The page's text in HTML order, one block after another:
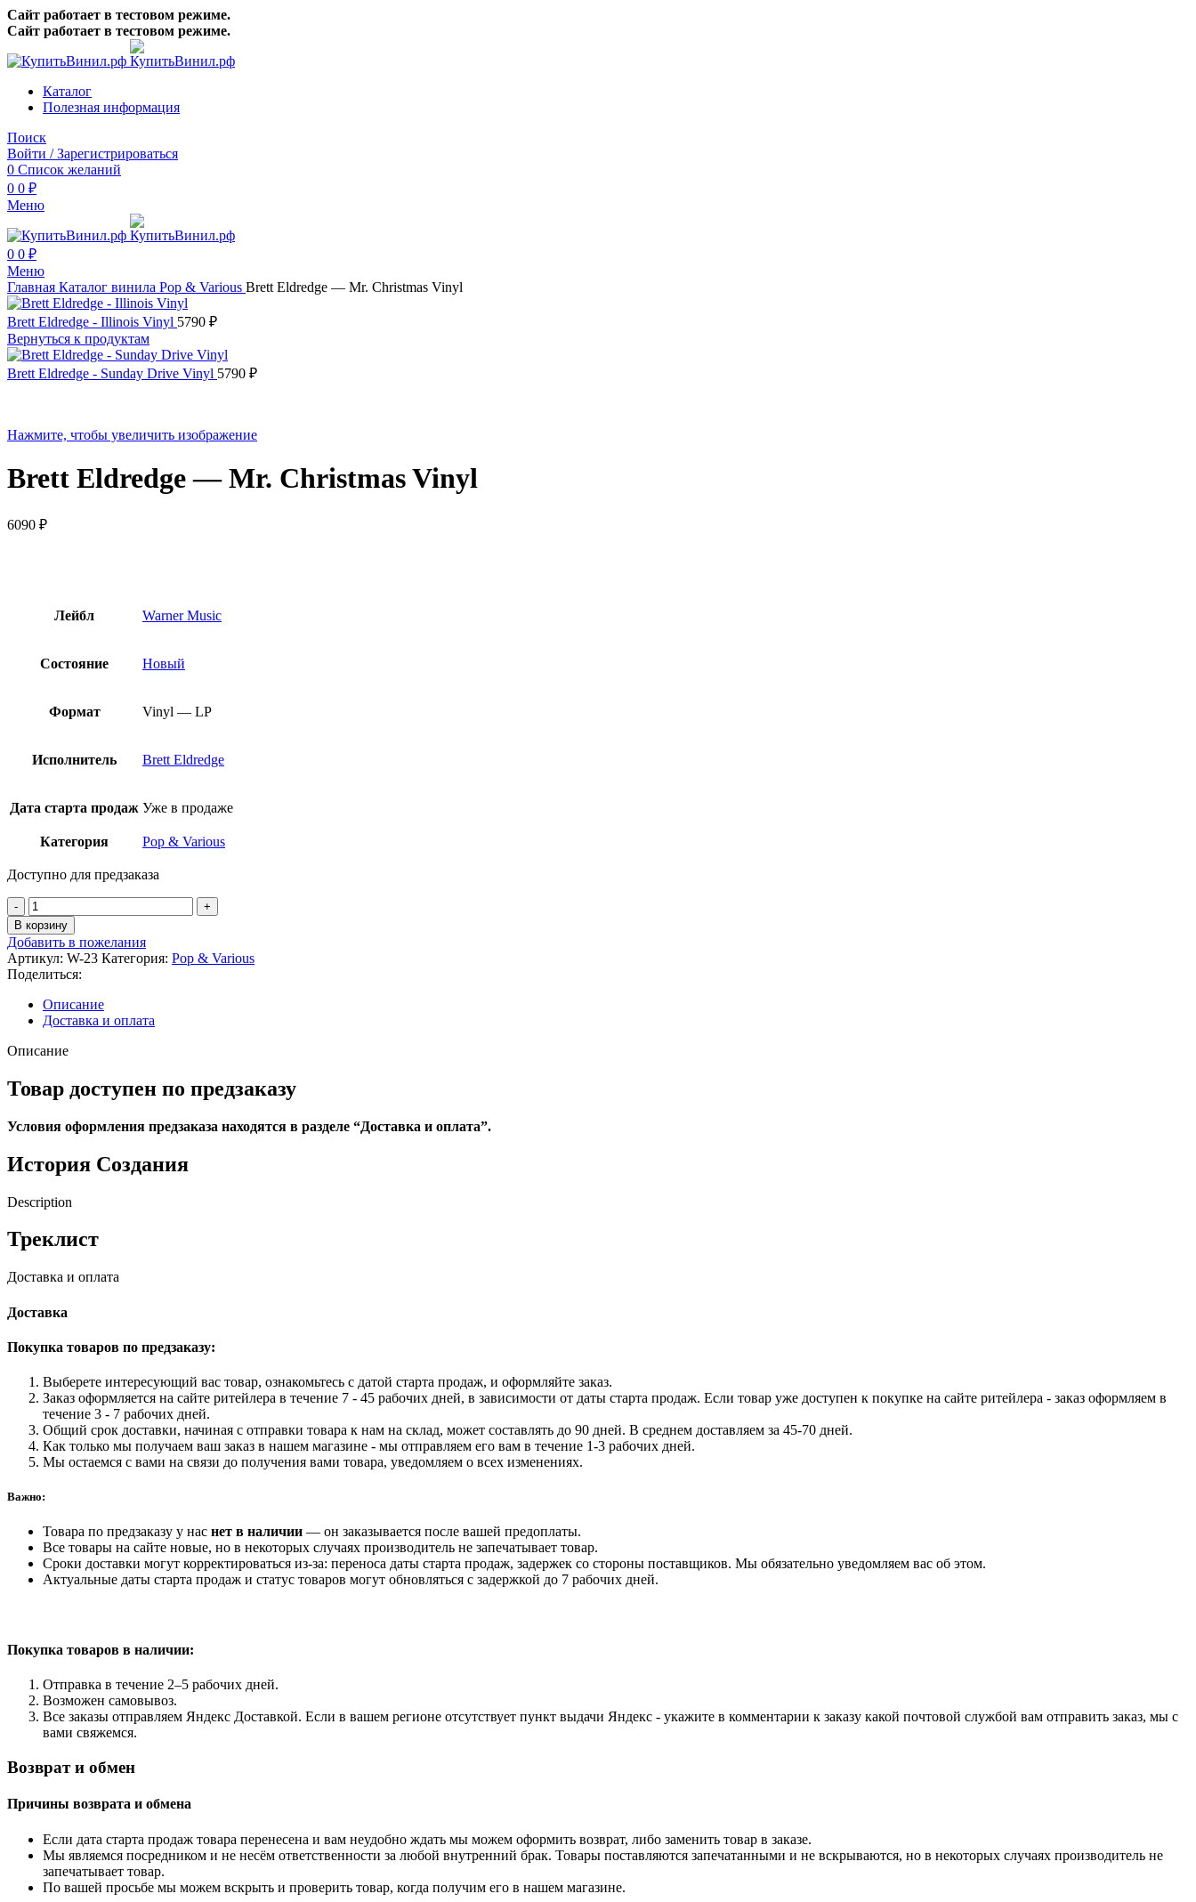
Сайт работает в тестовом режиме.
Сайт работает в тестовом режиме.
Каталог
Полезная информация
Поиск
Войти / Зарегистрироваться
0 Список желаний
0 0 ₽
Меню
0 0 ₽
Меню
Главная Каталог винила Pop & Various Brett Eldredge — Mr. Christmas Vinyl
Brett Eldredge - Illinois Vinyl 5790 ₽
Вернуться к продуктам
Brett Eldredge - Sunday Drive Vinyl 5790 ₽
Нажмите, чтобы увеличить изображение
Brett Eldredge — Mr. Christmas Vinyl
6090 ₽
Лейбл Warner Music
Состояние Новый
Формат Vinyl — LP
Исполнитель Brett Eldredge
Дата старта продаж Уже в продаже
Категория Pop & Various
Доступно для предзаказа
Количество
товара
Brett
Eldredge
-
Mr.
Christmas
Vinyl
В корзину
Добавить в пожелания
Артикул: W-23 Категория: Pop & Various
Поделиться:
Описание
Доставка и оплата
Описание
Товар доступен по предзаказу
Условия оформления предзаказа находятся в разделе “Доставка и оплата”.
История Создания
Description
Треклист
Доставка и оплата
Доставка
Покупка товаров по предзаказу:
Выберете интересующий вас товар, ознакомьтесь с датой старта продаж, и оформляйте заказ.
Заказ оформляется на сайте ритейлера в течение 7 - 45 рабочих дней, в зависимости от даты старта продаж. Если товар уже доступен к покупке на сайте ритейлера - заказ оформляем в
течение 3 - 7 рабочих дней.
Общий срок доставки, начиная с отправки товара к нам на склад, может составлять до 90 дней. В среднем доставляем за 45-70 дней.
Как только мы получаем ваш заказ в нашем магазине - мы отправляем его вам в течение 1-3 рабочих дней.
Мы остаемся с вами на связи до получения вами товара, уведомляем о всех изменениях.
Важно:
Товара по предзаказу у нас нет в наличии — он заказывается после вашей предоплаты.
Все товары на сайте новые, но в некоторых случаях производитель не запечатывает товар.
Сроки доставки могут корректироваться из-за: переноса даты старта продаж, задержек со стороны поставщиков. Мы обязательно уведомляем вас об этом.
Актуальные даты старта продаж и статус товаров могут обновляться с задержкой до 7 рабочих дней.
Покупка товаров в наличии:
Отправка в течение 2–5 рабочих дней.
Возможен самовывоз.
Все заказы отправляем Яндекс Доставкой. Если в вашем регионе отсутствует пункт выдачи Яндекс - укажите в комментарии к заказу какой почтовой службой вам отправить заказ, мы с
вами свяжемся.
Возврат и обмен
Причины возврата и обмена
Если дата старта продаж товара перенесена и вам неудобно ждать мы можем оформить возврат, либо заменить товар в заказе.
Мы являемся посредником и не несём ответственности за любой внутренний брак. Товары поставляются запечатанными и не вскрываются, но в некоторых случаях производитель не
запечатывает товар.
По вашей просьбе мы можем вскрыть и проверить товар, когда получим его в нашем магазине.